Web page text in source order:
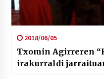
2018/06/05
Txomin Agirreren
irakurraldi